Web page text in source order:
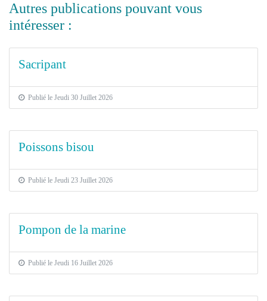
Autres publications pouvant vous
intéresser :
Sacripant
Publié le Jeudi 30 Juillet 2026
Poissons bisou
Publié le Jeudi 23 Juillet 2026
Pompon de la marine
Publié le Jeudi 16 Juillet 2026